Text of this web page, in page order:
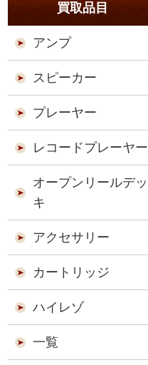
買取品目
アンプ
スピーカー
プレーヤー
レコードプレーヤー
オープンリールデッ
キ
アクセサリー
カートリッジ
ハイレゾ
一覧